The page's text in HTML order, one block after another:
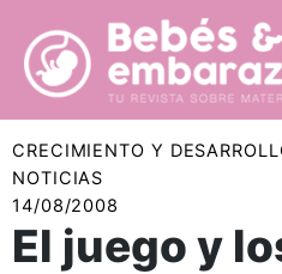
contenido
CRECIMIENTO Y
NOTICIAS
14/08/2008
El juego y